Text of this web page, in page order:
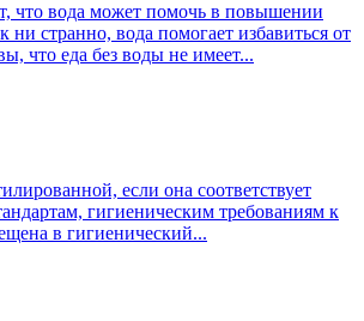
что вода может помочь в повышении
ни странно, вода помогает избавиться от
что еда без воды не имеет...
если она соответствует
гигиеническим требованиям к
в гигиенический...